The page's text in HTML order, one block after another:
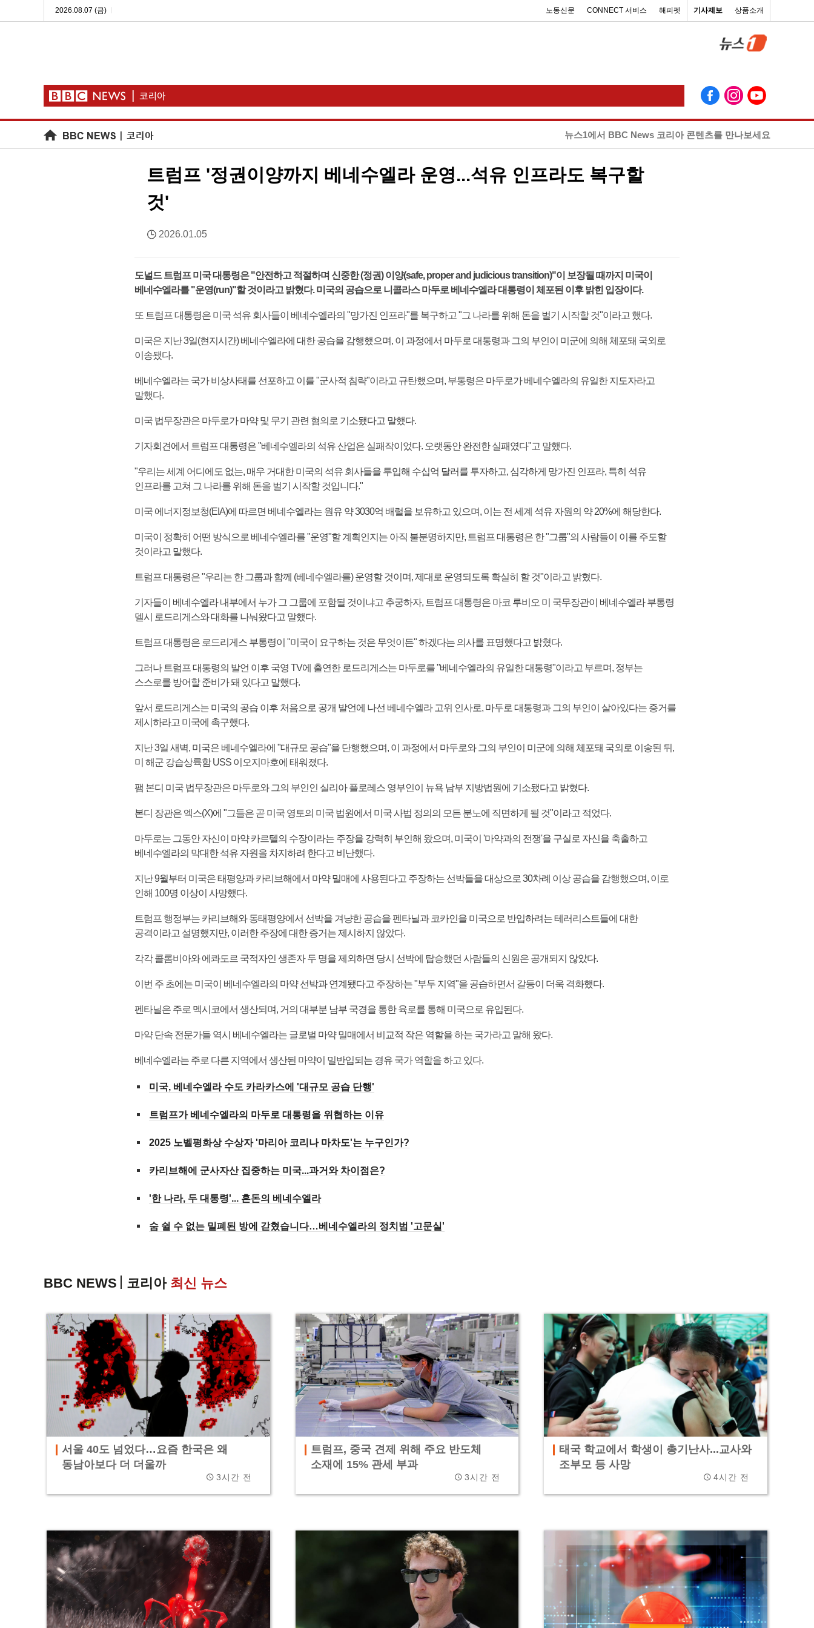
2026.08.07 (금) 기사제보 상품소개
노동신문 CONNECT 서비스 해피펫
뉴스1에서 BBC News 코리아 콘텐츠를 만나보세요
트럼프 '정권이양까지 베네수엘라 운영...석유 인프라도 복구할
것'
2026.01.05
도널드 트럼프 미국 대통령은 "안전하고 적절하며 신중한 (정권) 이양(safe, proper and judicious transition)"이 보장될 때까지 미국이
베네수엘라를 "운영(run)"할 것이라고 밝혔다. 미국의 공습으로 니콜라스 마두로 베네수엘라 대통령이 체포된 이후 밝힌 입장이다.
또 트럼프 대통령은 미국 석유 회사들이 베네수엘라의 "망가진 인프라"를 복구하고 "그 나라를 위해 돈을 벌기 시작할 것"이라고 했다.
미국은 지난 3일(현지시간) 베네수엘라에 대한 공습을 감행했으며, 이 과정에서 마두로 대통령과 그의 부인이 미군에 의해 체포돼 국외로
이송됐다.
베네수엘라는 국가 비상사태를 선포하고 이를 "군사적 침략"이라고 규탄했으며, 부통령은 마두로가 베네수엘라의 유일한 지도자라고
말했다.
미국 법무장관은 마두로가 마약 및 무기 관련 혐의로 기소됐다고 말했다.
기자회견에서 트럼프 대통령은 "베네수엘라의 석유 산업은 실패작이었다. 오랫동안 완전한 실패였다"고 말했다.
"우리는 세계 어디에도 없는, 매우 거대한 미국의 석유 회사들을 투입해 수십억 달러를 투자하고, 심각하게 망가진 인프라, 특히 석유
인프라를 고쳐 그 나라를 위해 돈을 벌기 시작할 것입니다."
미국 에너지정보청(EIA)에 따르면 베네수엘라는 원유 약 3030억 배럴을 보유하고 있으며, 이는 전 세계 석유 자원의 약 20%에 해당한다.
미국이 정확히 어떤 방식으로 베네수엘라를 "운영"할 계획인지는 아직 불분명하지만, 트럼프 대통령은 한 "그룹"의 사람들이 이를 주도할
것이라고 말했다.
트럼프 대통령은 "우리는 한 그룹과 함께 (베네수엘라를) 운영할 것이며, 제대로 운영되도록 확실히 할 것"이라고 밝혔다.
기자들이 베네수엘라 내부에서 누가 그 그룹에 포함될 것이냐고 추궁하자, 트럼프 대통령은 마코 루비오 미 국무장관이 베네수엘라 부통령
델시 로드리게스와 대화를 나눠왔다고 말했다.
트럼프 대통령은 로드리게스 부통령이 "미국이 요구하는 것은 무엇이든" 하겠다는 의사를 표명했다고 밝혔다.
그러나 트럼프 대통령의 발언 이후 국영 TV에 출연한 로드리게스는 마두로를 "베네수엘라의 유일한 대통령"이라고 부르며, 정부는
스스로를 방어할 준비가 돼 있다고 말했다.
앞서 로드리게스는 미국의 공습 이후 처음으로 공개 발언에 나선 베네수엘라 고위 인사로, 마두로 대통령과 그의 부인이 살아있다는 증거를
제시하라고 미국에 촉구했다.
지난 3일 새벽, 미국은 베네수엘라에 "대규모 공습"을 단행했으며, 이 과정에서 마두로와 그의 부인이 미군에 의해 체포돼 국외로 이송된 뒤,
미 해군 강습상륙함 USS 이오지마호에 태워졌다.
팸 본디 미국 법무장관은 마두로와 그의 부인인 실리아 플로레스 영부인이 뉴욕 남부 지방법원에 기소됐다고 밝혔다.
본디 장관은 엑스(X)에 "그들은 곧 미국 영토의 미국 법원에서 미국 사법 정의의 모든 분노에 직면하게 될 것"이라고 적었다.
마두로는 그동안 자신이 마약 카르텔의 수장이라는 주장을 강력히 부인해 왔으며, 미국이 '마약과의 전쟁'을 구실로 자신을 축출하고
베네수엘라의 막대한 석유 자원을 차지하려 한다고 비난했다.
지난 9월부터 미국은 태평양과 카리브해에서 마약 밀매에 사용된다고 주장하는 선박들을 대상으로 30차례 이상 공습을 감행했으며, 이로
인해 100명 이상이 사망했다.
트럼프 행정부는 카리브해와 동태평양에서 선박을 겨냥한 공습을 펜타닐과 코카인을 미국으로 반입하려는 테러리스트들에 대한
공격이라고 설명했지만, 이러한 주장에 대한 증거는 제시하지 않았다.
각각 콜롬비아와 에콰도르 국적자인 생존자 두 명을 제외하면 당시 선박에 탑승했던 사람들의 신원은 공개되지 않았다.
이번 주 초에는 미국이 베네수엘라의 마약 선박과 연계됐다고 주장하는 "부두 지역"을 공습하면서 갈등이 더욱 격화했다.
펜타닐은 주로 멕시코에서 생산되며, 거의 대부분 남부 국경을 통한 육로를 통해 미국으로 유입된다.
마약 단속 전문가들 역시 베네수엘라는 글로벌 마약 밀매에서 비교적 작은 역할을 하는 국가라고 말해 왔다.
베네수엘라는 주로 다른 지역에서 생산된 마약이 밀반입되는 경유 국가 역할을 하고 있다.
미국, 베네수엘라 수도 카라카스에 '대규모 공습 단행'
트럼프가 베네수엘라의 마두로 대통령을 위협하는 이유
2025 노벨평화상 수상자 '마리아 코리나 마차도'는 누구인가?
카리브해에 군사자산 집중하는 미국...과거와 차이점은?
'한 나라, 두 대통령'... 혼돈의 베네수엘라
숨 쉴 수 없는 밀폐된 방에 갇혔습니다…베네수엘라의 정치범 '고문실'
BBC NEWS 코리아 최신 뉴스
서울 40도 넘었다…요즘 한국은 왜
동남아보다 더 더울까
3시간 전
트럼프, 중국 견제 위해 주요 반도체
소재에 15% 관세 부과
3시간 전
태국 학교에서 학생이 총기난사...교사와
조부모 등 사망
4시간 전